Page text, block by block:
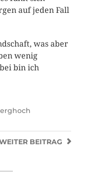
auf jeden Fall
was aber
wenig
bin ich
BEITRAG